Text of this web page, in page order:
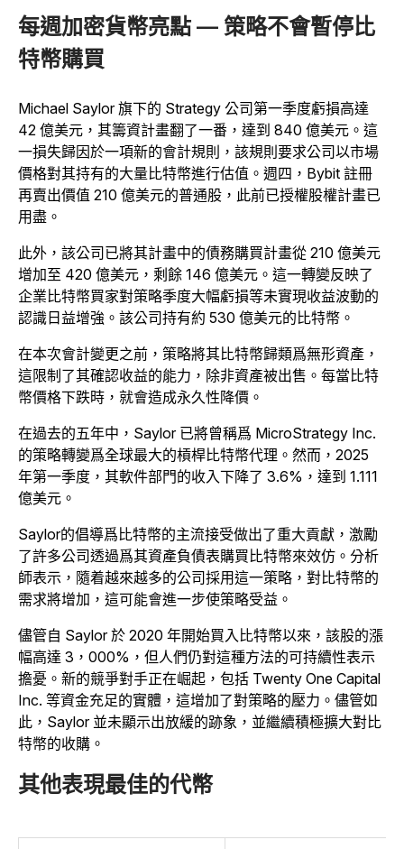
每週加密貨幣亮點 — 策略不會暫停比
特幣購買
Michael Saylor 旗下的 Strategy 公司第一季度虧損高達
42 億美元，其籌資計畫翻了一番，達到 840 億美元。這
一損失歸因於一項新的會計規則，該規則要求公司以市場
價格對其持有的大量比特幣進行估值。週四，Bybit 註冊
再賣出價值 210 億美元的普通股，此前已授權股權計畫已
用盡。
此外，該公司已將其計畫中的債務購買計畫從 210 億美元
增加至 420 億美元，剩餘 146 億美元。這一轉變反映了
企業比特幣買家對策略季度大幅虧損等未實現收益波動的
認識日益增強。該公司持有約 530 億美元的比特幣。
在本次會計變更之前，策略將其比特幣歸類爲無形資產，
這限制了其確認收益的能力，除非資產被出售。每當比特
幣價格下跌時，就會造成永久性降價。
在過去的五年中，Saylor 已將曾稱爲 MicroStrategy Inc.
的策略轉變爲全球最大的槓桿比特幣代理。然而，2025
年第一季度，其軟件部門的收入下降了 3.6%，達到 1.111
億美元。
Saylor的倡導爲比特幣的主流接受做出了重大貢獻，激勵
了許多公司透過爲其資產負債表購買比特幣來效仿。分析
師表示，隨着越來越多的公司採用這一策略，對比特幣的
需求將增加，這可能會進一步使策略受益。
儘管自 Saylor 於 2020 年開始買入比特幣以來，該股的漲
幅高達 3，000%，但人們仍對這種方法的可持續性表示
擔憂。新的競爭對手正在崛起，包括 Twenty One Capital
Inc. 等資金充足的實體，這增加了對策略的壓力。儘管如
此，Saylor 並未顯示出放緩的跡象，並繼續積極擴大對比
特幣的收購。
其他表現最佳的代幣